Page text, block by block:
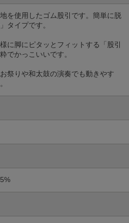
を使用したゴム股引です。簡単に脱
タイプです。
に脚にピタッとフィットする「股引
でかっこいいです。
祭りや和太鼓の演奏でも動きやす